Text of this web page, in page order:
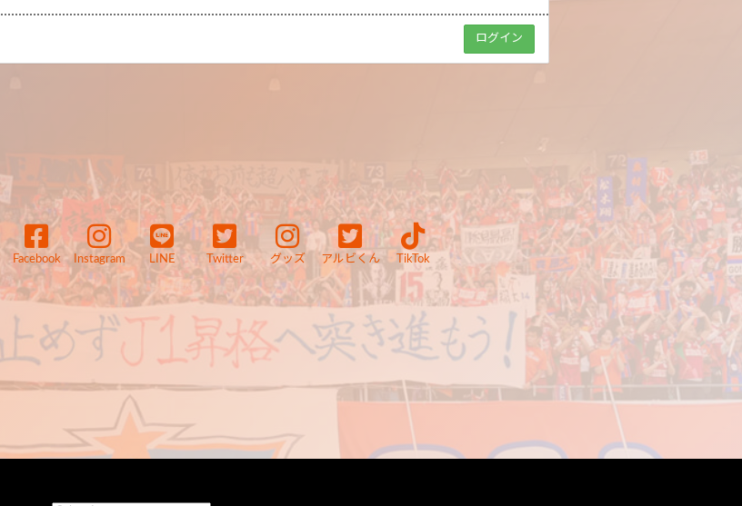
Facebook Instagram LINE Twitter グッズ アルビくん TikTok